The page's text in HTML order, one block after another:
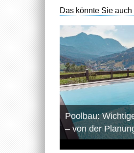
Das könnte Sie
Poolbau:
– von der